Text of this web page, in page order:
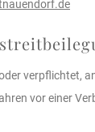
verpflichtet,
vor einer